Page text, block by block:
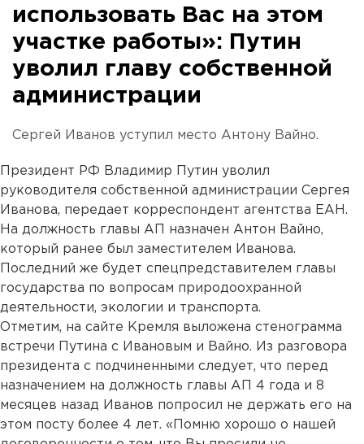
использовать Вас на этом
участке работы»: Путин
уволил главу собственной
администрации
Сергей Иванов уступил место Антону Вайно.
Президент РФ Владимир Путин уволил
руководителя собственной администрации Сергея
Иванова, передает корреспондент агентства ЕАН.
На должность главы АП назначен Антон Вайно,
который ранее был заместителем Иванова.
Последний же будет спецпредставителем главы
государства по вопросам природоохранной
деятельности, экологии и транспорта.
Отметим, на сайте Кремля выложена стенограмма
встречи Путина с Ивановым и Вайно. Из разговора
президента с подчиненными следует, что перед
назначением на должность главы АП 4 года и 8
месяцев назад Иванов попросил не держать его на
этом посту более 4 лет. «Помню хорошо о нашей